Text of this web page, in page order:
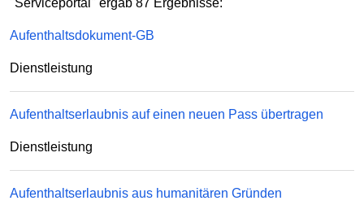
"Serviceportal" ergab 87 Ergebnisse:
Aufenthaltsdokument-GB
Dienstleistung
Aufenthaltserlaubnis auf einen neuen Pass übertragen
Dienstleistung
Aufenthaltserlaubnis aus humanitären Gründen